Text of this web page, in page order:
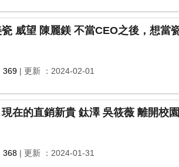
何以解憂，唯有美瓷 威望 陳麗鎂 不當
369 | 更新 ：2024-02-01
曾經的麻辣鮮師，
368 | 更新 ：2024-01-31